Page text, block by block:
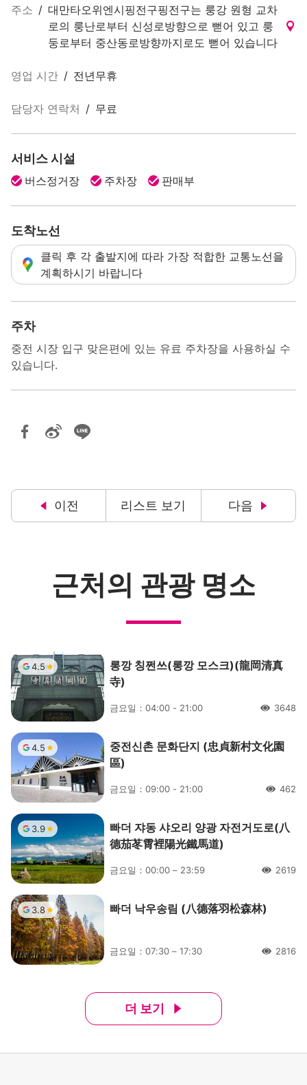
주소 / 대만타오위엔시핑전구핑전구는 룽강 원형 교차
로의 룽난로부터 신성로방향으로 뻗어 있고 룽
둥로부터 중산동로방향까지로도 뻗어 있습니다
영업 시간 / 전년무휴
담당자 연락처 / 무료
서비스 시설
버스정거장 주차장 판매부
도착노선
클릭 후 각 출발지에 따라 가장 적합한 교통노선을
계획하시기 바랍니다
주차
중전 시장 입구 맞은편에 있는 유료 주차장을 사용하실 수
있습니다.
이전 리스트 보기 다음
근처의 관광 명소
4.5
롱깡 칭쩐쓰(롱깡 모스크)(龍岡清真
寺)
금요일：04:00 - 21:00 人氣3648
4.5
중전신촌 문화단지 (忠貞新村文化園
區)
금요일：09:00 - 21:00 人氣462
3.9
빠더 쟈동 샤오리 양광 자전거도로(八
德茄苳霄裡陽光鐵馬道)
금요일：00:00 – 23:59 人氣2619
3.8 빠더 낙우송림 (八德落羽松森林)
금요일：07:30 – 17:30 人氣2816
더 보기